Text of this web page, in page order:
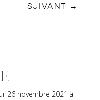
SUIVANT →
26 novembre 2021 à